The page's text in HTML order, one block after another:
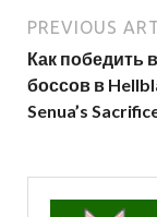
PREVIOUS
Как победить
боссов в
Senua’s